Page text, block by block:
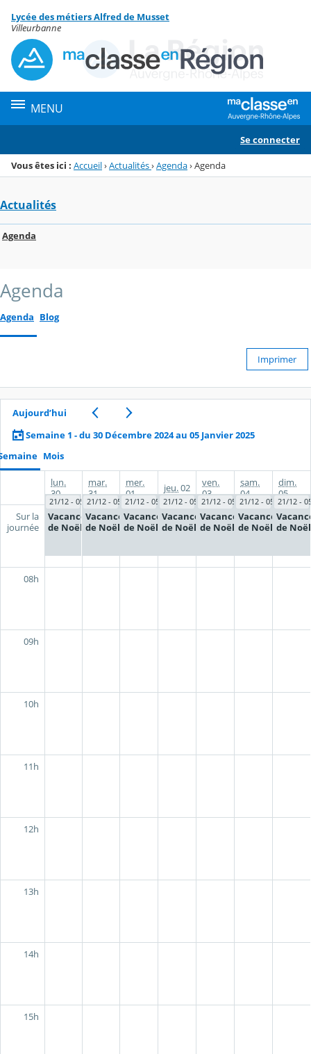
Menu de la rubrique
Contenu
Lycée des métiers Alfred de Musset
Villeurbanne
MENU
Se connecter
Vous êtes ici : Accueil›Actualités›Agenda›Agenda
Actualités
Agenda
Agenda
Agenda Blog
Imprimer
Aujourd’hui
Semaine 1 - du 30 Décembre 2024 au 05 Janvier 2025
Mois
21/12 - 05/01
Vacances
de Noël
21/12 - 05/01
Vacances
de Noël
21/12 - 05/01
Vacances
de Noël
21/12 - 05/01
Vacances
de Noël
21/12 - 05/01
Vacances
de Noël
21/12 - 05/01
Vacances
de Noël
21/12 -
de Noël
lun.
30
mar.
31
mer.
01
jeu.02
ven.
03
sam.
04
dim.
05
Sur la
journée
08h
09h
10h
11h
12h
13h
14h
15h